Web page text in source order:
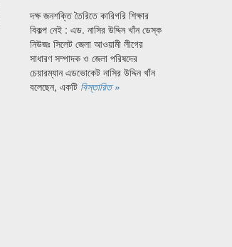
দক্ষ জনশক্তি তৈরিতে কারিগরি শিক্ষার
বিকল্প নেই : এড. নাসির উদ্দিন খাঁন ডেস্ক
নিউজঃ সিলেট জেলা আওয়ামী লীগের
সাধারণ সম্পাদক ও জেলা পরিষদের
চেয়ারম্যান এডভোকেট নাসির উদ্দিন খাঁন
বলেছেন, একটি বিস্তারিত »